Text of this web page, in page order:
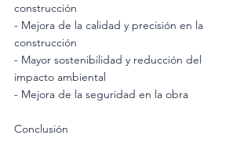
construcción
- Mejora de la calidad y precisión en la
construcción
- Mayor sostenibilidad y reducción del
impacto ambiental
- Mejora de la seguridad en la obra
Conclusión